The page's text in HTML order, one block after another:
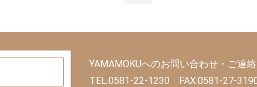
YAMAMOKUへのお問い合わせ・ご連
TEL.0581-22-1230 FAX.0581-27-